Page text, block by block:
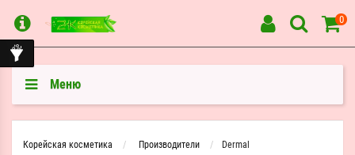
0
Меню
Корейская косметика Производители Dermal